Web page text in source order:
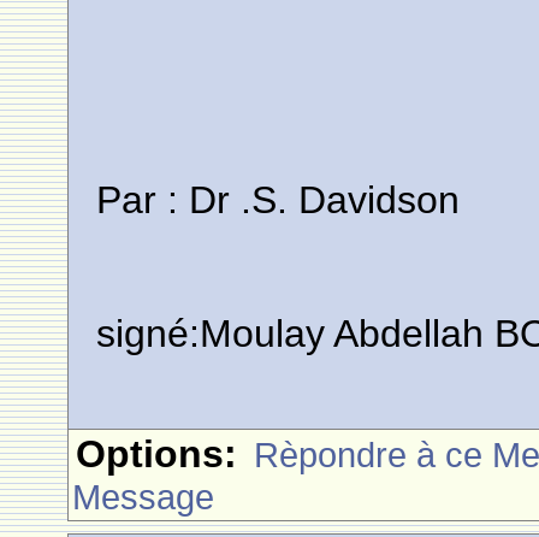
Par : Dr .S. Davidson
signé:Moulay Abdellah
Options: Rèpondre à ce
Message